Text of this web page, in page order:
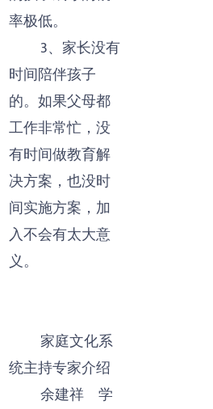
率极低。
3、家长没有
时间陪伴孩子
的。如果父母都
工作非常忙，没
有时间做教育解
决方案，也没时
间实施方案，加
入不会有太大意
义。
家庭文化系
统主持专家介绍
余建祥 学